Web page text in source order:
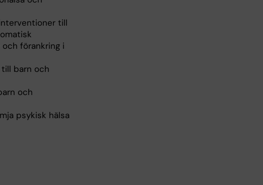
till
förankring i
barn och
och
psykisk hälsa